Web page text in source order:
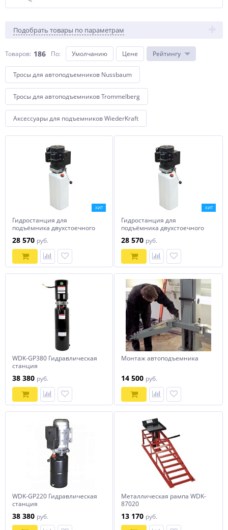
Подобрать товары по параметрам
Товаров: 186 По: Умолчанию Цене Рейтингу
Тросы для автоподъемников Nussbaum
Тросы для автоподъемников Trommelberg
Аксессуары для подъемников WiederKraft
ХИТ
Гидростанция для
подъёмника двухстоечного
28 570 руб.
ХИТ
Гидростанция для
подъёмника двухстоечного
28 570 руб.
WDK-GP380 Гидравлическая
станция
38 380 руб.
Монтаж автоподъемника
14 500 руб.
WDK-GP220 Гидравлическая
станция
38 380 руб.
Металлическая рампа WDK-
87020
13 170 руб.